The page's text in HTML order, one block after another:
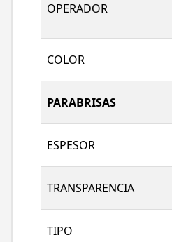
OPERADOR
COLOR
PARABRISAS
ESPESOR
TRANSPARENCIA
TIPO